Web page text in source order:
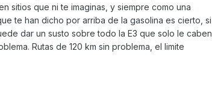
sitios que ni te imaginas, y siempre como una
te han dicho por arriba de la gasolina es cierto, si
dar un susto sobre todo la E3 que solo le caben
Rutas de 120 km sin problema, el limite